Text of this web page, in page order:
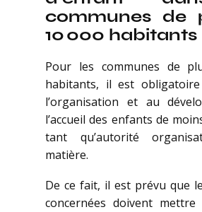
communes de
10 000 habitants
Pour les communes de
habitants, il est
l’organisation et au
l’accueil des enfants de
tant qu’autorité
matière.
De ce fait, il est prévu que
concernées doivent